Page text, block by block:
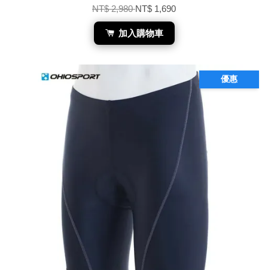
NT$ 2,980NT$ 1,690
加入購物車
優惠